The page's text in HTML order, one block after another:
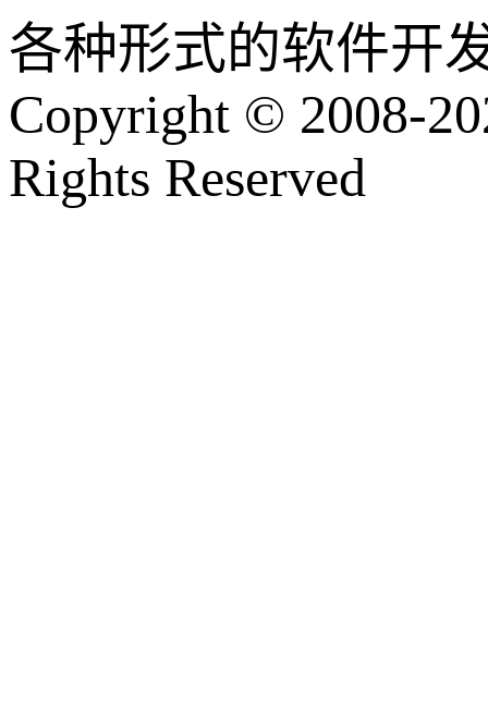
各种形式的软件开
Copyright © 2008-
Rights Reserved